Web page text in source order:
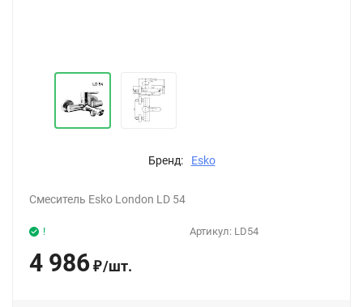
Бренд: Esko
Смеситель Esko London LD 54
Артикул: LD54
!
4 986 ₽/шт.